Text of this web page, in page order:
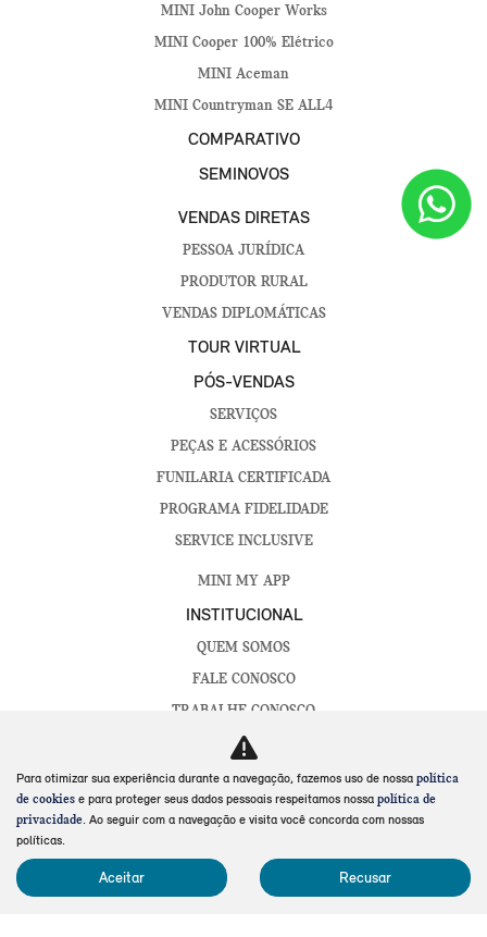
MINI John Cooper Works
MINI Cooper 100% Elétrico
MINI Aceman
MINI Countryman SE ALL4
COMPARATIVO
SEMINOVOS
VENDAS DIRETAS
PESSOA JURÍDICA
PRODUTOR RURAL
VENDAS DIPLOMÁTICAS
TOUR VIRTUAL
PÓS-VENDAS
SERVIÇOS
PEÇAS E ACESSÓRIOS
FUNILARIA CERTIFICADA
PROGRAMA FIDELIDADE
SERVICE INCLUSIVE
MINI MY APP
INSTITUCIONAL
QUEM SOMOS
FALE CONOSCO
TRABALHE CONOSCO
POLÍTICA DE PRIVACIDADE
POLÍTICA DE COOKIES
LGPD
CANAL DE DENÚNCIAS
AVALIAÇÃO ONLINE
Para otimizar sua experiência durante a navegação, fazemos uso de nossa política
de cookies e para proteger seus dados pessoais respeitamos nossa política de
privacidade. Ao seguir com a navegação e visita você concorda com nossas
políticas.
Aceitar Recusar